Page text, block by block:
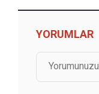
YORUMLAR